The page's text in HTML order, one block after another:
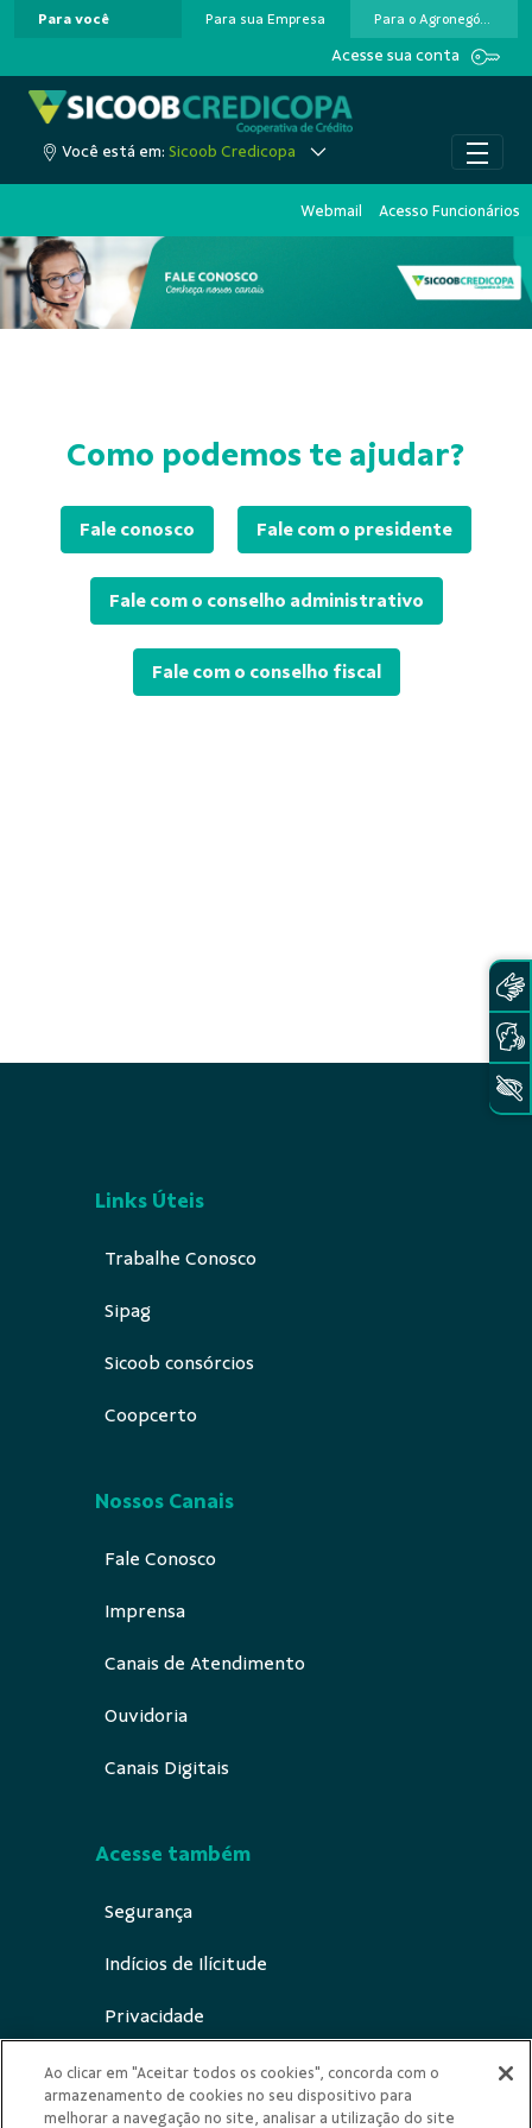
Pular para o Conteúdo principal
Para você Para sua Empresa Para o Agronegócio
Acesse sua conta
Você está em: Sicoob Credicopa
Webmail Acesso Funcionários
Como podemos te ajudar?
Fale conosco Fale com o presidente
Fale com o conselho administrativo
Fale com o conselho fiscal
Links Úteis
Trabalhe Conosco
Sipag
Sicoob consórcios
Coopcerto
Nossos Canais
Fale Conosco
Imprensa
Canais de Atendimento
Ouvidoria
Canais Digitais
Acesse também
Segurança
Indícios de Ilícitude
Privacidade
Ao clicar em "Aceitar todos os cookies", concorda com o
armazenamento de cookies no seu dispositivo para
melhorar a navegação no site, analisar a utilização do site